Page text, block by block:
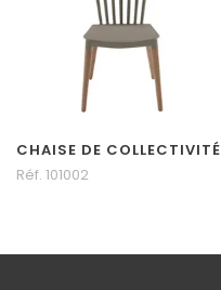
CHAISE DE COLLECTIVITÉ
Réf. 101002